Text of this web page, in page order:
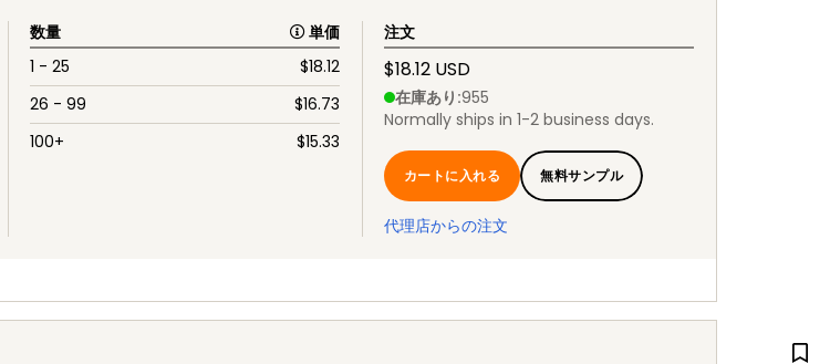
数量
単価
1 - 25
$18.12
26 - 99
$16.73
100+
$15.33
注文
$18.12 USD
在庫あり :955
Normally ships in 1-2 business days.
カートに入れる 無料サンプル
代理店からの注文